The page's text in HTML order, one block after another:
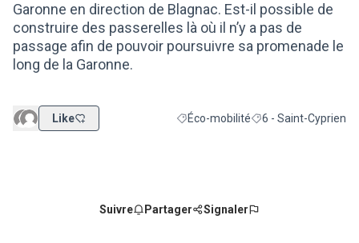
Garonne en direction de Blagnac. Est-il possible de
construire des passerelles là où il n’y a pas de
passage afin de pouvoir poursuivre sa promenade le
long de la Garonne.
Like Filtrer les résultats de la catégorie :
Éco-mobilitéFiltrer les résultats
6 - Saint-Cyprien
Suivre Partager Signaler